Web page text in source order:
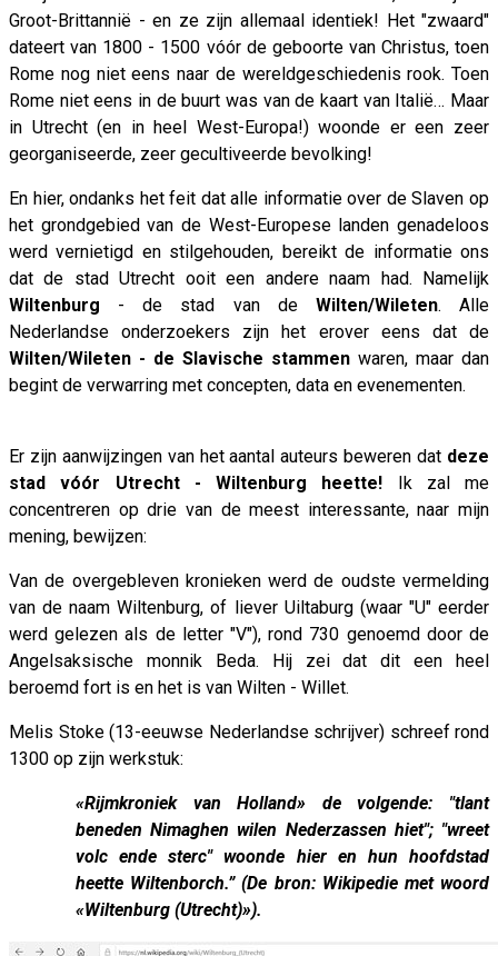
Groot-Brittannië - en ze zijn allemaal identiek! Het "zwaard"
dateert van 1800 - 1500 vóór de geboorte van Christus, toen
Rome nog niet eens naar de wereldgeschiedenis rook. Toen
Rome niet eens in de buurt was van de kaart van Italië… Maar
in Utrecht (en in heel West-Europa!) woonde er een zeer
georganiseerde, zeer gecultiveerde bevolking!
En hier, ondanks het feit dat alle informatie over de Slaven op
het grondgebied van de West-Europese landen genadeloos
werd vernietigd en stilgehouden, bereikt de informatie ons
dat de stad Utrecht ooit een andere naam had. Namelijk
Wiltenburg - de stad van de Wilten/Wileten. Alle
Nederlandse onderzoekers zijn het erover eens dat de
Wilten/Wileten - de Slavische stammen waren, maar dan
begint de verwarring met concepten, data en evenementen.
Er zijn aanwijzingen van het aantal auteurs beweren dat deze
stad vóór Utrecht - Wiltenburg heette! Ik zal me
concentreren op drie van de meest interessante, naar mijn
mening, bewijzen:
Van de overgebleven kronieken werd de oudste vermelding
van de naam Wiltenburg, of liever Uiltaburg (waar "U" eerder
werd gelezen als de letter "V"), rond 730 genoemd door de
Angelsaksische monnik Beda. Hij zei dat dit een heel
beroemd fort is en het is van Wilten - Willet.
Melis Stoke (13-eeuwse Nederlandse schrijver) schreef rond
1300 op zijn werkstuk:
«Rijmkroniek van Holland» de volgende: "tlant
beneden Nimaghen wilen Nederzassen hiet"; "wreet
volc ende sterc" woonde hier en hun hoofdstad
heette Wiltenborch.” (De bron: Wikipedie met woord
«Wiltenburg (Utrecht)»).